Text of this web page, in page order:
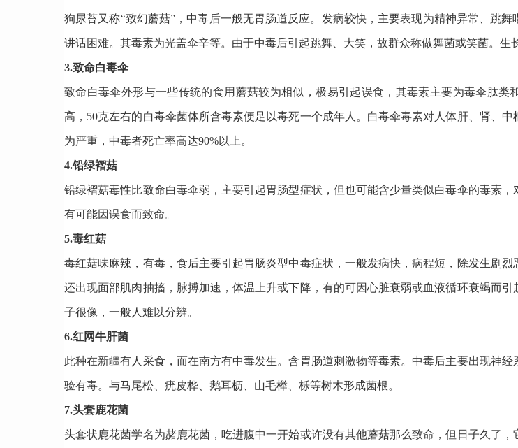
狗尿苔又称“致幻蘑菇”，中毒后一般无胃肠道反应。发病较快，主要表现为精神异常、跳
讲话困难。其毒素为光盖伞辛等。由于中毒后引起跳舞、大笑，故群众称做舞菌或笑菌。生
3.致命白毒伞
致命白毒伞外形与一些传统的食用蘑菇较为相似，极易引起误食，其毒素主要为毒伞肽类
高，50克左右的白毒伞菌体所含毒素便足以毒死一个成年人。白毒伞毒素对人体肝、肾、中
为严重，中毒者死亡率高达90%以上。
4.铅绿褶菇
铅绿褶菇毒性比致命白毒伞弱，主要引起胃肠型症状，但也可能含少量类似白毒伞的毒素
有可能因误食而致命。
5.毒红菇
毒红菇味麻辣，有毒，食后主要引起胃肠炎型中毒症状，一般发病快，病程短，除发生剧
还出现面部肌肉抽搐，脉搏加速，体温上升或下降，有的可因心脏衰弱或血液循环衰竭而
子很像，一般人难以分辨。
6.红网牛肝菌
此种在新疆有人采食，而在南方有中毒发生。含胃肠道刺激物等毒素。中毒后主要出现神
验有毒。与马尾松、疣皮桦、鹅耳枥、山毛榉、栎等树木形成菌根。
7.头套鹿花菌
头套状鹿花菌学名为赭鹿花菌，吃进腹中一开始或许没有其他蘑菇那么致命，但日子久了